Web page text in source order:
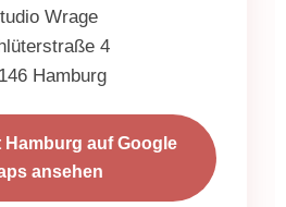
Wrage
4
Hamburg
Hamburg auf Google
ansehen